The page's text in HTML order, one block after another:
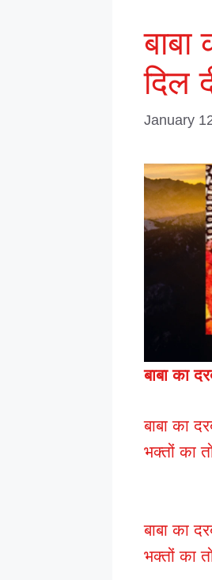
दिल
January
बाबा का
बाबा का
भक्तों का
बाबा का
भक्तों का